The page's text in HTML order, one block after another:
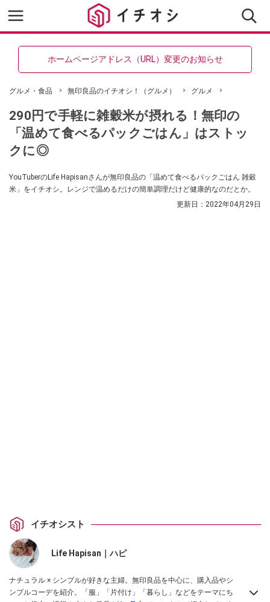
ホームページアドレス（URL）変更のお知らせ
グルメ・食品 無印良品のイチオシ！（グルメ） グルメ
290円で手軽に雑穀米が摂れる！無印の
「温めて食べるパックごはん」はストッ
クに◎
YouTuberのLife Hapisanさんが無印良品の「温めて食べるパックごはん 雑穀
米」をイチオシ。レンジで温めるだけの簡単調理だけど健康的なのだとか。
更新日： 2022年04月29日
イチオシスト
Life Hapisan｜ハピ
ナチュラル × シンプルが好きな主婦。無印良品を中心に、購入品やシ
ンプルコーデを紹介。「服」「片付け」「暮らし」などをテーマにち